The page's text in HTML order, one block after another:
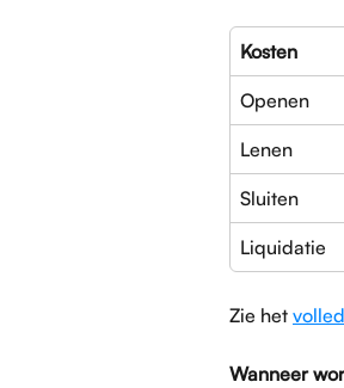
Kosten
Openen
Lenen
Sluiten
Liquidatie
Zie het
Wanneer